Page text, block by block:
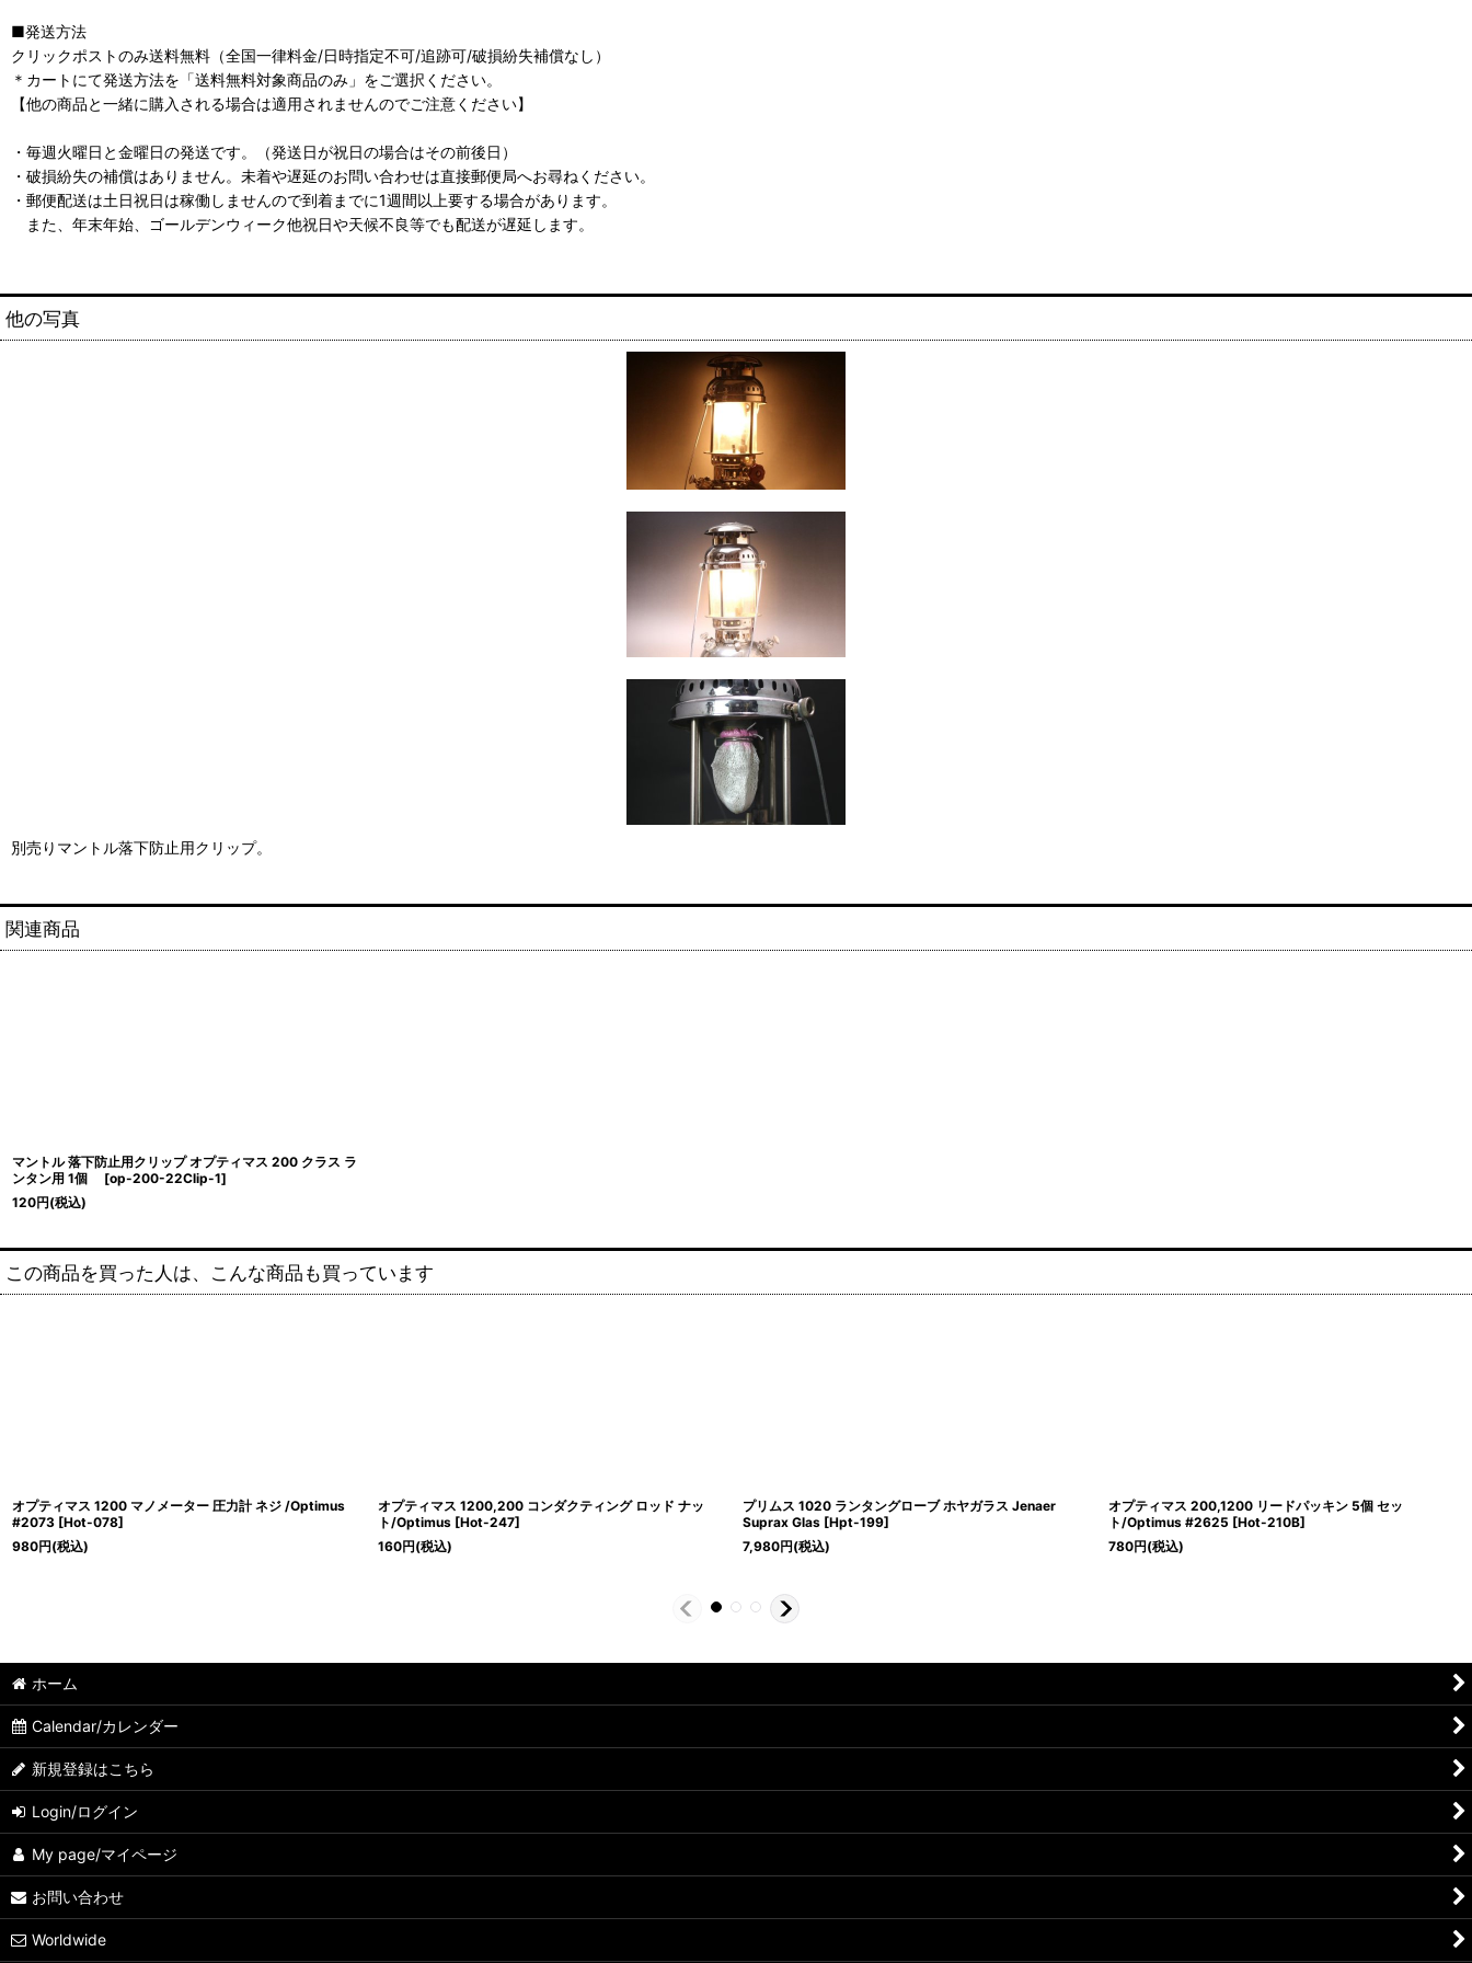
■発送方法
クリックポストのみ送料無料（全国一律料金/日時指定不可/追跡可/破損紛失補償なし）
＊カートにて発送方法を「送料無料対象商品のみ」をご選択ください。
【他の商品と一緒に購入される場合は適用されませんのでご注意ください】
・毎週火曜日と金曜日の発送です。（発送日が祝日の場合はその前後日）
・破損紛失の補償はありません。未着や遅延のお問い合わせは直接郵便局へお尋ねください。
・郵便配送は土日祝日は稼働しませんので到着までに1週間以上要する場合があります。
また、年末年始、ゴールデンウィーク他祝日や天候不良等でも配送が遅延します。
他の写真
別売りマントル落下防止用クリップ。
関連商品
マントル 落下防止用クリップ オプティマス 200 クラス ラ
ンタン用 1個
[op-200-22Clip-1]
120円(税込)
この商品を買った人は、こんな商品も買っています
オプティマス 1200 マノメーター 圧力計 ネジ /Optimus
#2073 [Hot-078]
980円(税込)
オプティマス 1200,200 コンダクティング ロッド ナッ
ト/Optimus [Hot-247]
160円(税込)
プリムス 1020 ランタングローブ ホヤガラス Jenaer
Suprax Glas [Hpt-199]
7,980円(税込)
オプティマス 200,1200 リードパッキン 5個 セッ
ト/Optimus #2625 [Hot-210B]
780円(税込)
ホーム
Calendar/カレンダー
新規登録はこちら
Login/ログイン
My page/マイページ
お問い合わせ
Worldwide